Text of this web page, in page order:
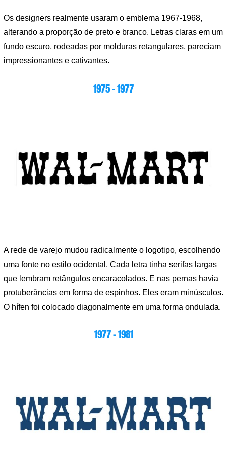
Os designers realmente usaram o emblema 1967-1968,
alterando a proporção de preto e branco. Letras claras em um
fundo escuro, rodeadas por molduras retangulares, pareciam
impressionantes e cativantes.
1975 – 1977
A rede de varejo mudou radicalmente o logotipo, escolhendo
uma fonte no estilo ocidental. Cada letra tinha serifas largas
que lembram retângulos encaracolados. E nas pernas havia
protuberâncias em forma de espinhos. Eles eram minúsculos.
O hífen foi colocado diagonalmente em uma forma ondulada.
1977 – 1981